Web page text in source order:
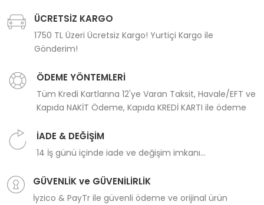
ÜCRETSİZ KARGO
1750 TL Üzeri Ücretsiz Kargo! Yurtiçi Kargo ile
Gönderim!
ÖDEME YÖNTEMLERİ
Tüm Kredi Kartlarına 12'ye Varan Taksit, Havale/EFT ve
Kapıda NAKİT Ödeme, Kapıda KREDİ KARTI ile ödeme
İADE & DEĞİŞİM
14 İş günü içinde iade ve değişim imkanı...
GÜVENLİK ve GÜVENİLİRLİK
İyzico & PayTr ile güvenli ödeme ve orijinal ürün